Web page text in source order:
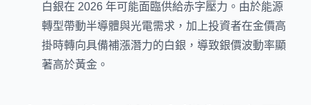
白銀在 2026 年可能面臨供給赤字壓力。由於能源
轉型帶動半導體與光電需求，加上投資者在金價高
掛時轉向具備補漲潛力的白銀，導致銀價波動率顯
著高於黃金。